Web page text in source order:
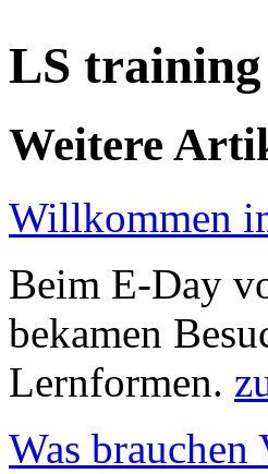
LS
Weitere
Willkommen
Beim E-Day
bekamen
Lernformen.
Was